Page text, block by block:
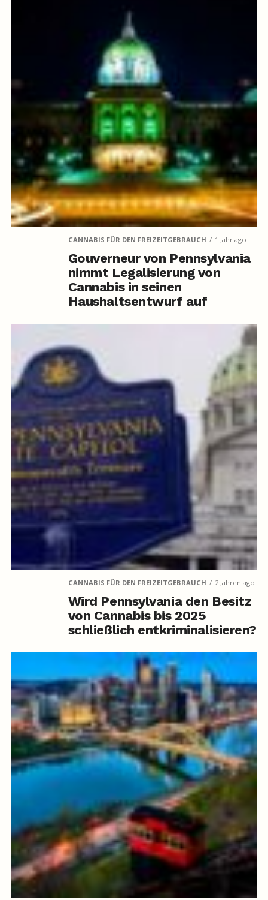
CANNABIS FÜR DEN FREIZEITGEBRAUCH 1 Jahr ago
Gouverneur von Pennsylvania
nimmt Legalisierung von
Cannabis in seinen
Haushaltsentwurf auf
CANNABIS FÜR DEN FREIZEITGEBRAUCH 2 Jahren ago
Wird Pennsylvania den Besitz
von Cannabis bis 2025
schließlich entkriminalisieren?